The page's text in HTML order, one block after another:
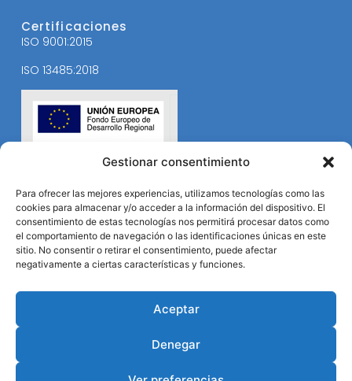
Gestionar consentimiento
Para ofrecer las mejores experiencias, utilizamos tecnologías como las
cookies para almacenar y/o acceder a la información del dispositivo. El
consentimiento de estas tecnologías nos permitirá procesar datos como
el comportamiento de navegación o las identificaciones únicas en este
sitio. No consentir o retirar el consentimiento, puede afectar
negativamente a ciertas características y funciones.
Aceptar
Denegar
Certificaciones
ISO 9001:2015
ISO 13485:2018